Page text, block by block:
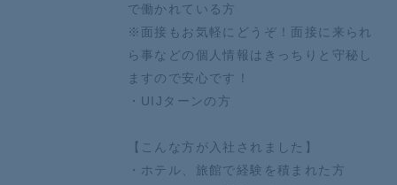
で働かれている方
※面接もお気軽にどうぞ！面接に来られ
ら事などの個人情報はきっちりと守秘し
ますので安心です！
・UIJターンの方
【こんな方が入社されました】
・ホテル、旅館で経験を積まれた方